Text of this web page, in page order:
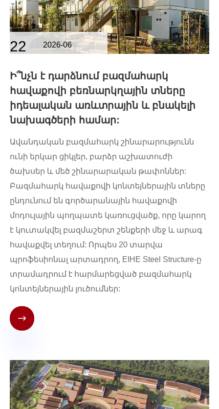
22 2026-06
Ի՞նչն է դարձնում բազմահարկ
հավաքովի բեռնարկղային տները
իդեալական առևտրային և բնակելի
նախագծերի համար:
Ավանդական բազմահարկ շինարարությունն
ունի երկար ցիկլեր, բարձր աշխատուժի
ծախսեր և մեծ շինարարական թափոններ:
Բազմահարկ հավաքովի կոնտեյներային տները
ընդունում են գործարանային հավաքովի
մոդուլային պողպատե կառուցվածք, որը կարող
է կուտակվել բազմաշերտ շենքերի մեջ և արագ
հավաքվել տեղում: Որպես 20 տարվա
պրոֆեսիոնալ արտադրող, EIHE Steel Structure-ը
տրամադրում է հարմարեցված բազմահարկ
կոնտեյներային լուծումներ:
